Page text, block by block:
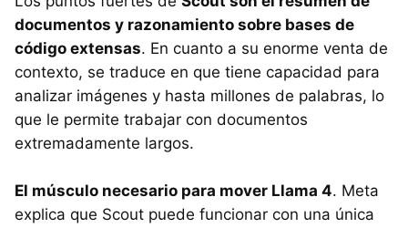
documentos y razonamiento sobre bases de
código extensas. En cuanto a su enorme venta de
contexto, se traduce en que tiene capacidad para
analizar imágenes y hasta millones de palabras, lo
que le permite trabajar con documentos
extremadamente largos.
El músculo necesario para mover Llama 4. Meta
explica que Scout puede funcionar con una única